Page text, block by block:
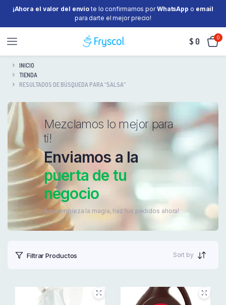
¡Ahora el valor del envíote lo confirmamos porWhatsApp o email
para darte el mejor precio!
$ 0 0
INICIO
TIENDA
RESULTADOS DE BÚSQUEDA PARA “SALSA”
Mezclamos lo mejor para
ti!
Enviamos a la
puerta de tu
negocio
Aquí empieza la magia, haz tus pedidos ahora!
Filtrar Productos Sort by